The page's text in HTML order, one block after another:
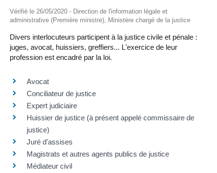
Vérifié le 26/05/2020 - Direction de l'information légale et
administrative (Première ministre), Ministère chargé de la justice
Divers interlocuteurs participent à la justice civile et pénale :
juges, avocat, huissiers, greffiers... L'exercice de leur
profession est encadré par la loi.
Avocat
Conciliateur de justice
Expert judiciaire
Huissier de justice (à présent appelé commissaire de
justice)
Juré d'assises
Magistrats et autres agents publics de justice
Médiateur civil